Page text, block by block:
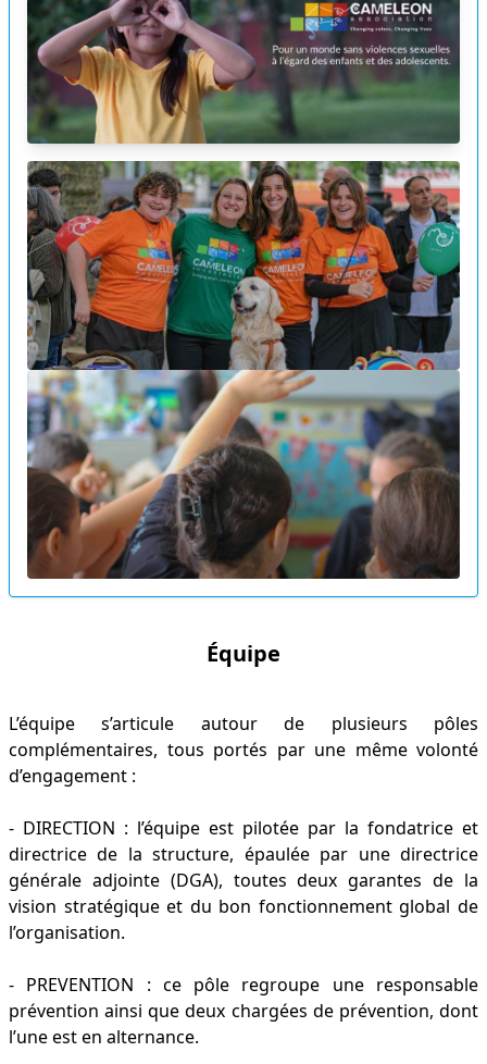
Équipe
L’équipe s’articule autour de plusieurs pôles
complémentaires, tous portés par une même volonté
d’engagement :
- DIRECTION : l’équipe est pilotée par la fondatrice et
directrice de la structure, épaulée par une directrice
générale adjointe (DGA), toutes deux garantes de la
vision stratégique et du bon fonctionnement global de
l’organisation.
- PREVENTION : ce pôle regroupe une responsable
prévention ainsi que deux chargées de prévention, dont
l’une est en alternance.